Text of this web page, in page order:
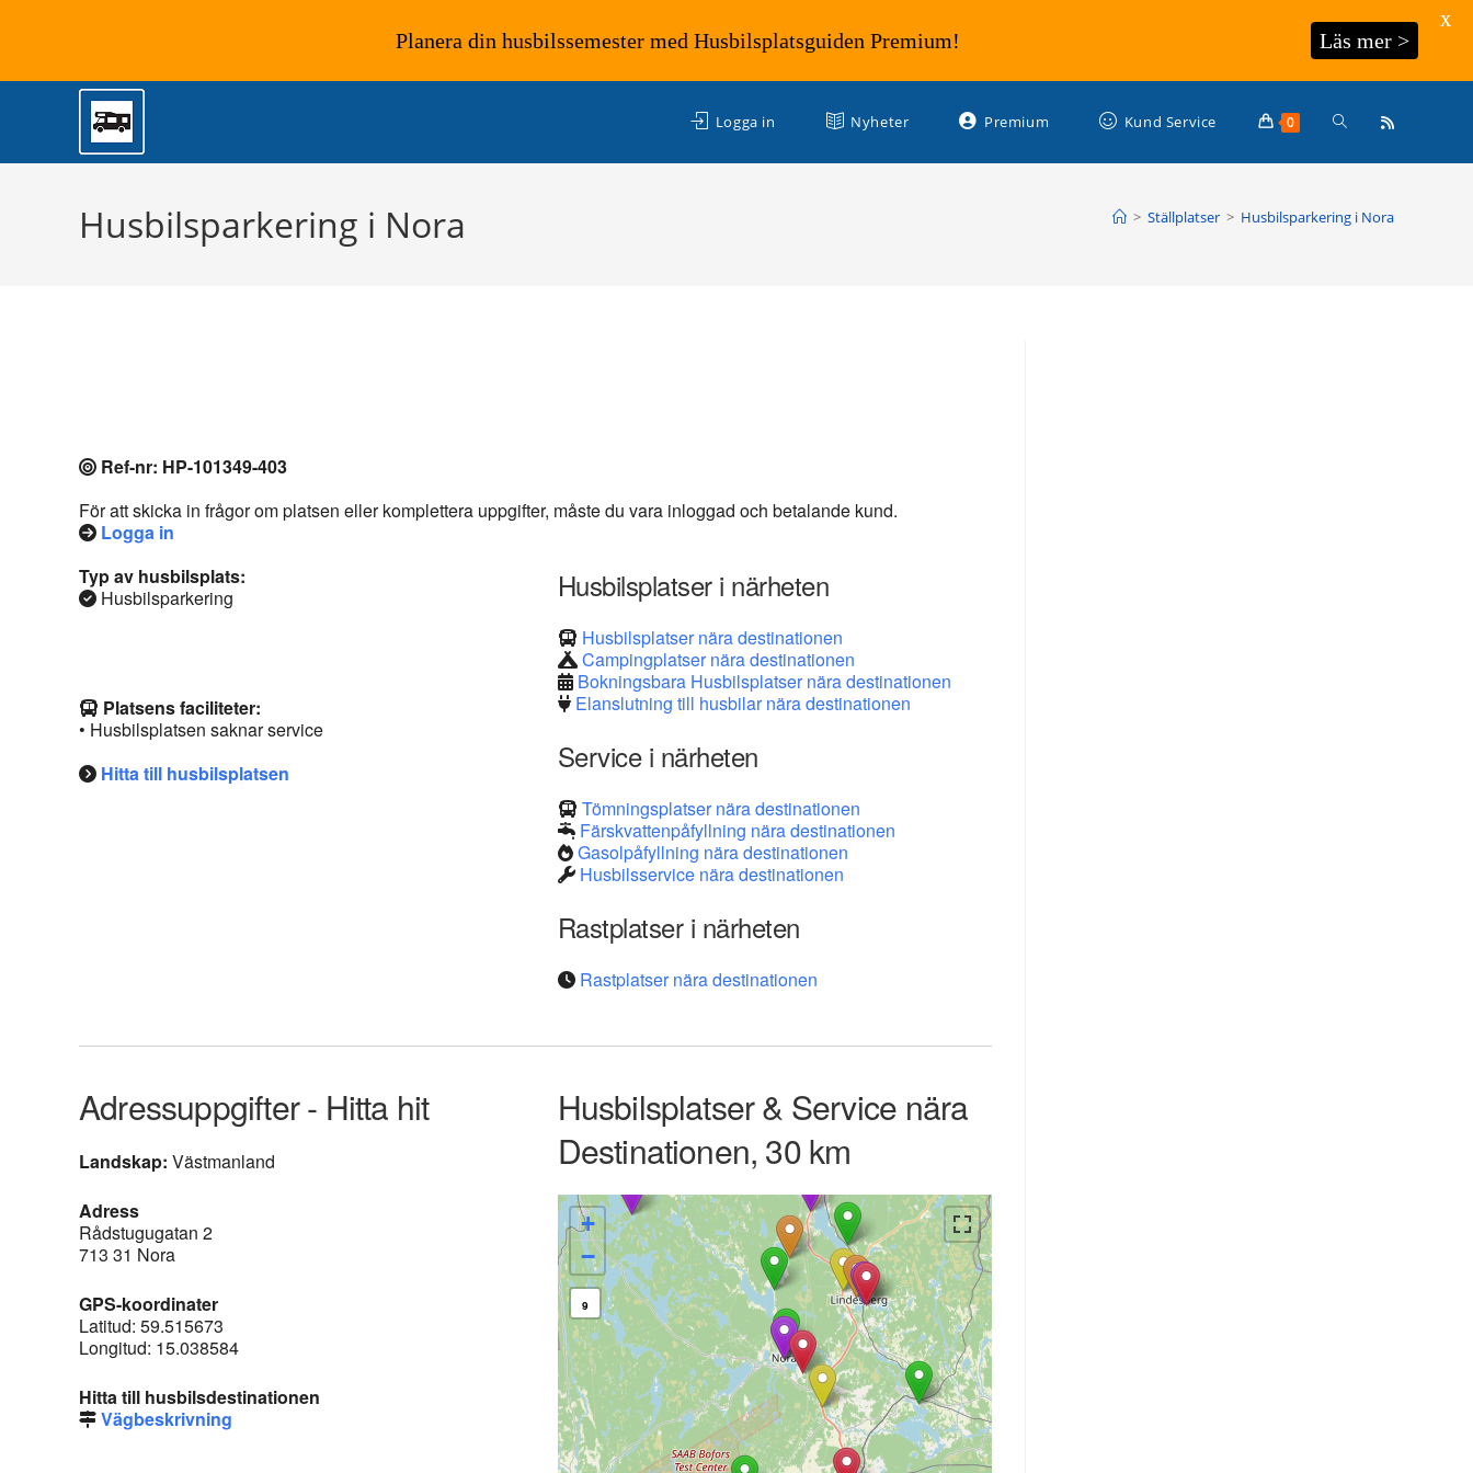
Logga in Nyheter Premium Kund Service 0 Slå
Husbilsparkering i Nora > Ställplatser > Husbilsparkering i Nora
Ref-nr: HP-101349-403
För att skicka in frågor om platsen eller komplettera uppgifter, måste du vara inloggad och betalande kund.
Logga in
Typ av husbilsplats:
Husbilsparkering
Platsens faciliteter:
• Husbilsplatsen saknar service
Hitta till husbilsplatsen
Husbilsplatser i närheten
Husbilsplatser nära destinationen
Campingplatser nära destinationen
Bokningsbara Husbilsplatser nära destinationen
Elanslutning till husbilar nära destinationen
Service i närheten
Tömningsplatser nära destinationen
Färskvattenpåfyllning nära destinationen
Gasolpåfyllning nära destinationen
Husbilsservice nära destinationen
Rastplatser i närheten
Rastplatser nära destinationen
Adressuppgifter - Hitta hit
Landskap: Västmanland
Adress
Rådstugugatan 2
713 31 Nora
GPS-koordinater
Latitud: 59.515673
Longitud: 15.038584
Hitta till husbilsdestinationen
Vägbeskrivning
Husbilsplatser & Service nära
Destinationen, 30 km
+
−
9
Planera din husbilssemester med Husbilsplatsguiden Premium! Läs mer >
X